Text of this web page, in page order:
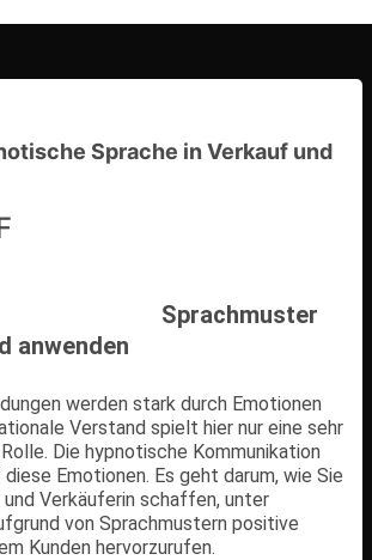
Sprache in Verkauf und
Sprachmuster
anwenden
werden stark durch Emotionen
Verstand spielt hier nur eine sehr
Die hypnotische Kommunikation
Emotionen. Es geht darum, wie Sie
Verkäuferin schaffen, unter
von Sprachmustern positive
Kunden hervorzurufen.